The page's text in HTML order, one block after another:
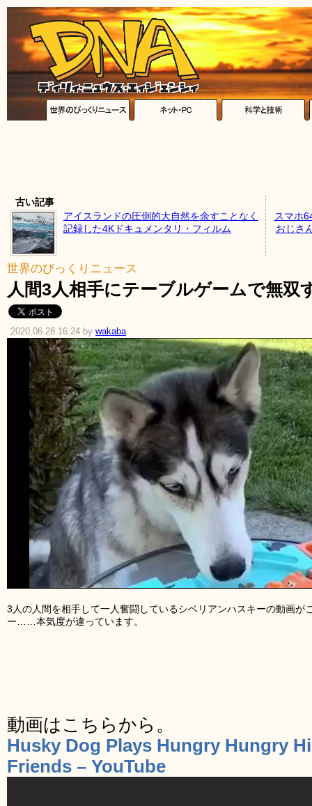
古い記事
アイスランドの圧倒的大自然を余すことなく
記録した4Kドキュメンタリ・フィルム
スマホ
おじさ
世界のびっくりニュース
人間3人相手にテーブルゲームで無双
2020.06.28 16:24 by wakaba
3人の人間を相手して一人奮闘しているシベリアンハスキーの動画が
ー……本気度が違っています。
動画はこちらから。
Husky Dog Plays Hungry Hungry
Friends – YouTube